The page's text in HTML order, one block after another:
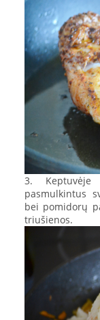
3.
pasmulkintus
bei pomidorų
triušienos.